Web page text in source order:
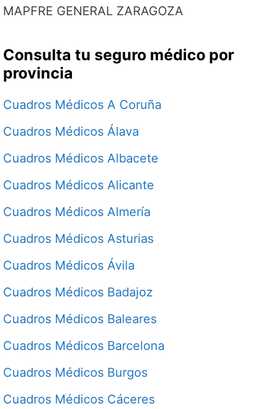
MAPFRE GENERAL ZARAGOZA
Consulta tu seguro médico por
provincia
Cuadros Médicos A Coruña
Cuadros Médicos Álava
Cuadros Médicos Albacete
Cuadros Médicos Alicante
Cuadros Médicos Almería
Cuadros Médicos Asturias
Cuadros Médicos Ávila
Cuadros Médicos Badajoz
Cuadros Médicos Baleares
Cuadros Médicos Barcelona
Cuadros Médicos Burgos
Cuadros Médicos Cáceres